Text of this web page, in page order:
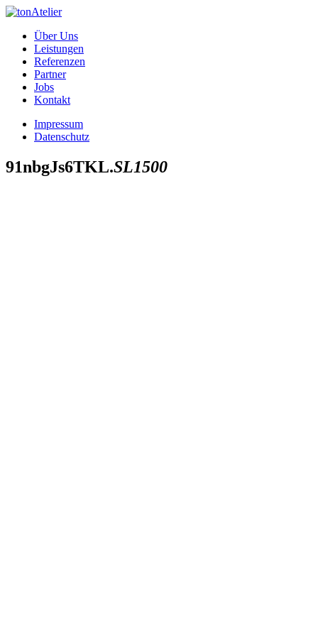
Über Uns
Leistungen
Referenzen
Partner
Jobs
Kontakt
Impressum
Datenschutz
91nbgJs6TKL.SL1500